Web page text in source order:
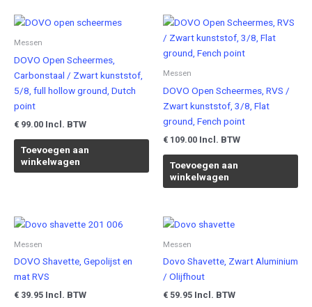
Messen
DOVO Open Scheermes,
Carbonstaal / Zwart kunststof,
5/8, full hollow ground, Dutch
point
€ 99.00 Incl. BTW
Toevoegen aan
winkelwagen
Messen
DOVO Open Scheermes, RVS /
Zwart kunststof, 3/8, Flat
ground, Fench point
€ 109.00 Incl. BTW
Toevoegen aan
winkelwagen
Messen
DOVO Shavette, Gepolijst en
mat RVS
€ 39.95 Incl. BTW
Messen
Dovo Shavette, Zwart Aluminium
/ Olijfhout
€ 59.95 Incl. BTW